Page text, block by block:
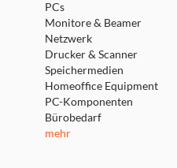
PCs
Monitore & Beamer
Netzwerk
Drucker & Scanner
Speichermedien
Homeoffice Equipment
PC-Komponenten
Bürobedarf
mehr